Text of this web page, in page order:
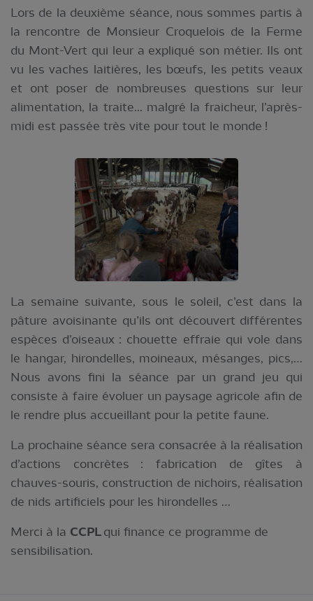
Lors de la deuxième séance, nous sommes partis à
la rencontre de Monsieur Croquelois de la Ferme
du Mont-Vert qui leur a expliqué son métier. Ils ont
vu les vaches laitières, les bœufs, les petits veaux
et ont poser de nombreuses questions sur leur
alimentation, la traite... malgré la fraicheur, l’après-
midi est passée très vite pour tout le monde !
La semaine suivante, sous le soleil, c’est dans la
pâture avoisinante qu’ils ont découvert différentes
espèces d’oiseaux : chouette effraie qui vole dans
le hangar, hirondelles, moineaux, mésanges, pics,…
Nous avons fini la séance par un grand jeu qui
consiste à faire évoluer un paysage agricole afin de
le rendre plus accueillant pour la petite faune.
La prochaine séance sera consacrée à la réalisation
d’actions concrètes : fabrication de gîtes à
chauves-souris, construction de nichoirs, réalisation
de nids artificiels pour les hirondelles …
Merci à la CCPL qui finance ce programme de
sensibilisation.